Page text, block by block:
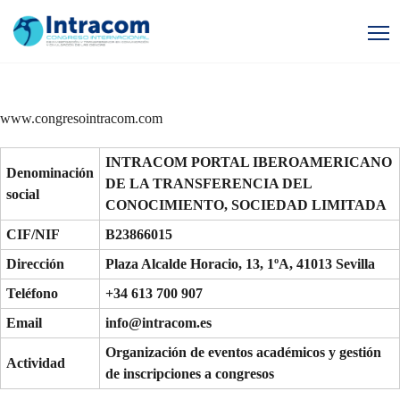
www.congresointracom.com
Denominación
social
INTRACOM PORTAL IBEROAMERICANO
DE LA TRANSFERENCIA DEL
CONOCIMIENTO, SOCIEDAD LIMITADA
CIF/NIF
B23866015
Dirección
Plaza Alcalde Horacio, 13, 1ºA, 41013 Sevilla
Teléfono
+34 613 700 907
Email
info@intracom.es
Actividad
Organización de eventos académicos y gestión
de inscripciones a congresos